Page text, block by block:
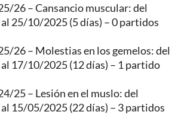
26 – Cansancio muscular: del
25/10/2025 (5 días) – 0 partidos
26 – Molestias en los gemelos: del
17/10/2025 (12 días) – 1 partido
25 – Lesión en el muslo: del
15/05/2025 (22 días) – 3 partidos